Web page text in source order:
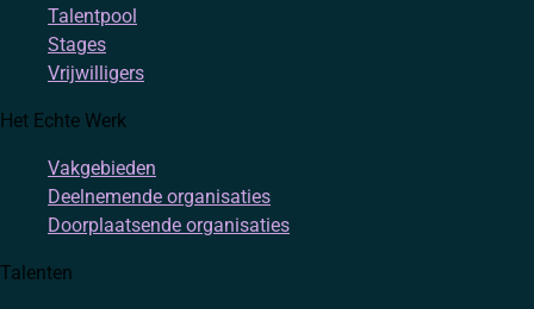
Talentpool
Stages
Vrijwilligers
Het Echte Werk
Vakgebieden
Deelnemende organisaties
Doorplaatsende organisaties
Talenten